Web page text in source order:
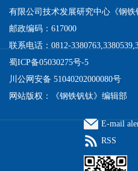
有限公司技术发展研究中心《钢铁
邮政编码：617000
联系电话：0812-
蜀ICP备05030275号-5
川公网安备 51040202000080号
网站版权：《钢铁钒钛》编辑部
E-mail
RSS